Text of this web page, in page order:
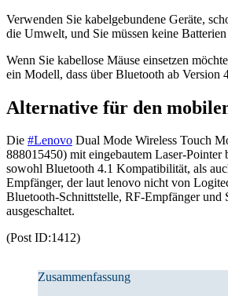
Verwenden Sie kabelgebundene Geräte,
die Umwelt, und Sie müssen keine Batterien
Wenn Sie kabellose Mäuse einsetzen
ein Modell, dass über Bluetooth ab Version
Alternative für den
Die #Lenovo Dual Mode Wireless Touch
888015450) mit eingebautem Laser-Pointer
sowohl Bluetooth 4.1 Kompatibilität, als
Empfänger, der laut lenovo nicht von
Bluetooth-Schnittstelle, RF-Empfänger und
ausgeschaltet.
(Post ID:1412)
Zusammenfassung